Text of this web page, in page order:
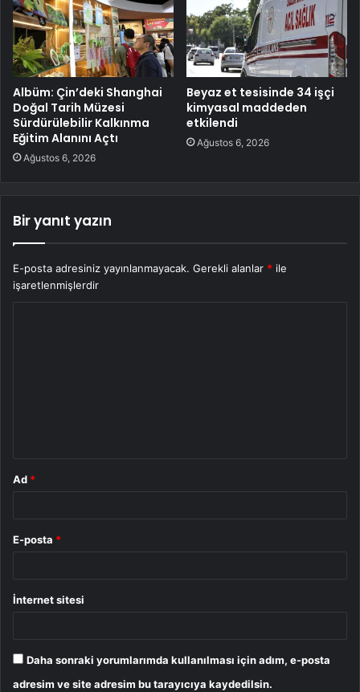
Albüm: Çin’deki Shanghai
Doğal Tarih Müzesi
Sürdürülebilir Kalkınma
Eğitim Alanını Açtı
Ağustos 6, 2026
Beyaz et tesisinde 34 işçi
kimyasal maddeden
etkilendi
Ağustos 6, 2026
Bir yanıt yazın
E-posta adresiniz yayınlanmayacak. Gerekli alanlar * ile
işaretlenmişlerdir
Ad *
E-posta *
İnternet sitesi
Daha sonraki yorumlarımda kullanılması için adım, e-posta
adresim ve site adresim bu tarayıcıya kaydedilsin.